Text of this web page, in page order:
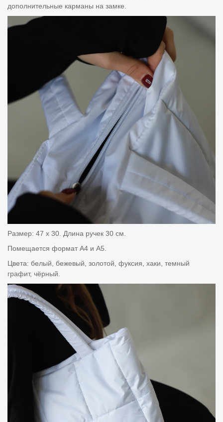
дополнительные карманы на замке.
Размер: 47 х 30. Длина ручек 30 см.
Помещается формат А4 и А5.
Цвета: белый, бежевый, золотой, фуксия, хаки, темный
графит, чёрный.